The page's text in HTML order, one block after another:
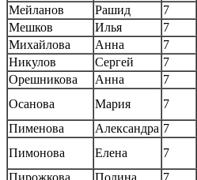
Мейланов
Рашид 7
Мешков
Илья 7
Михайлова
Анна 7
Никулов
Сергей 7
Орешникова
Анна 7
Осанова
Мария 7
Пименова
Александра 7
Пимонова
Елена 7
Пирожкова
Полина 7